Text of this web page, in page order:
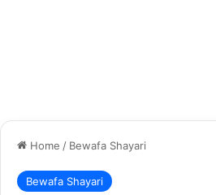
Home / Bewafa Shayari
Bewafa Shayari